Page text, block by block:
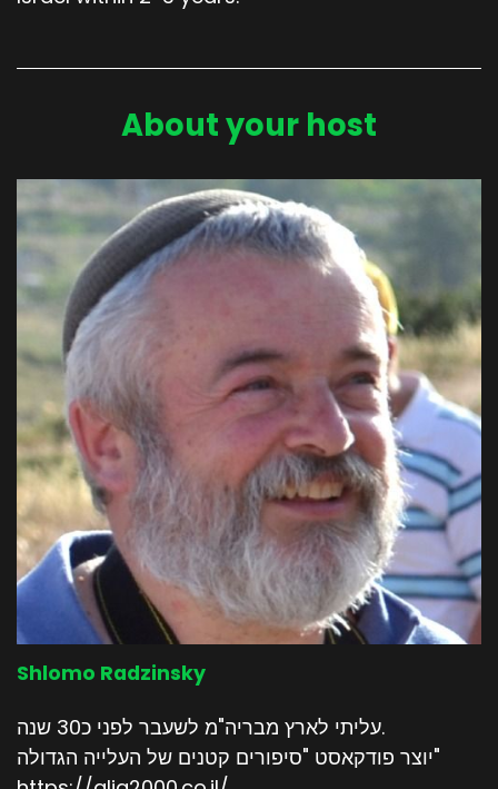
About your host
Shlomo Radzinsky
עליתי לארץ מבריה"מ לשעבר לפני כ30 שנה.
יוצר פודקאסט "סיפורים קטנים של העלייה הגדולה"